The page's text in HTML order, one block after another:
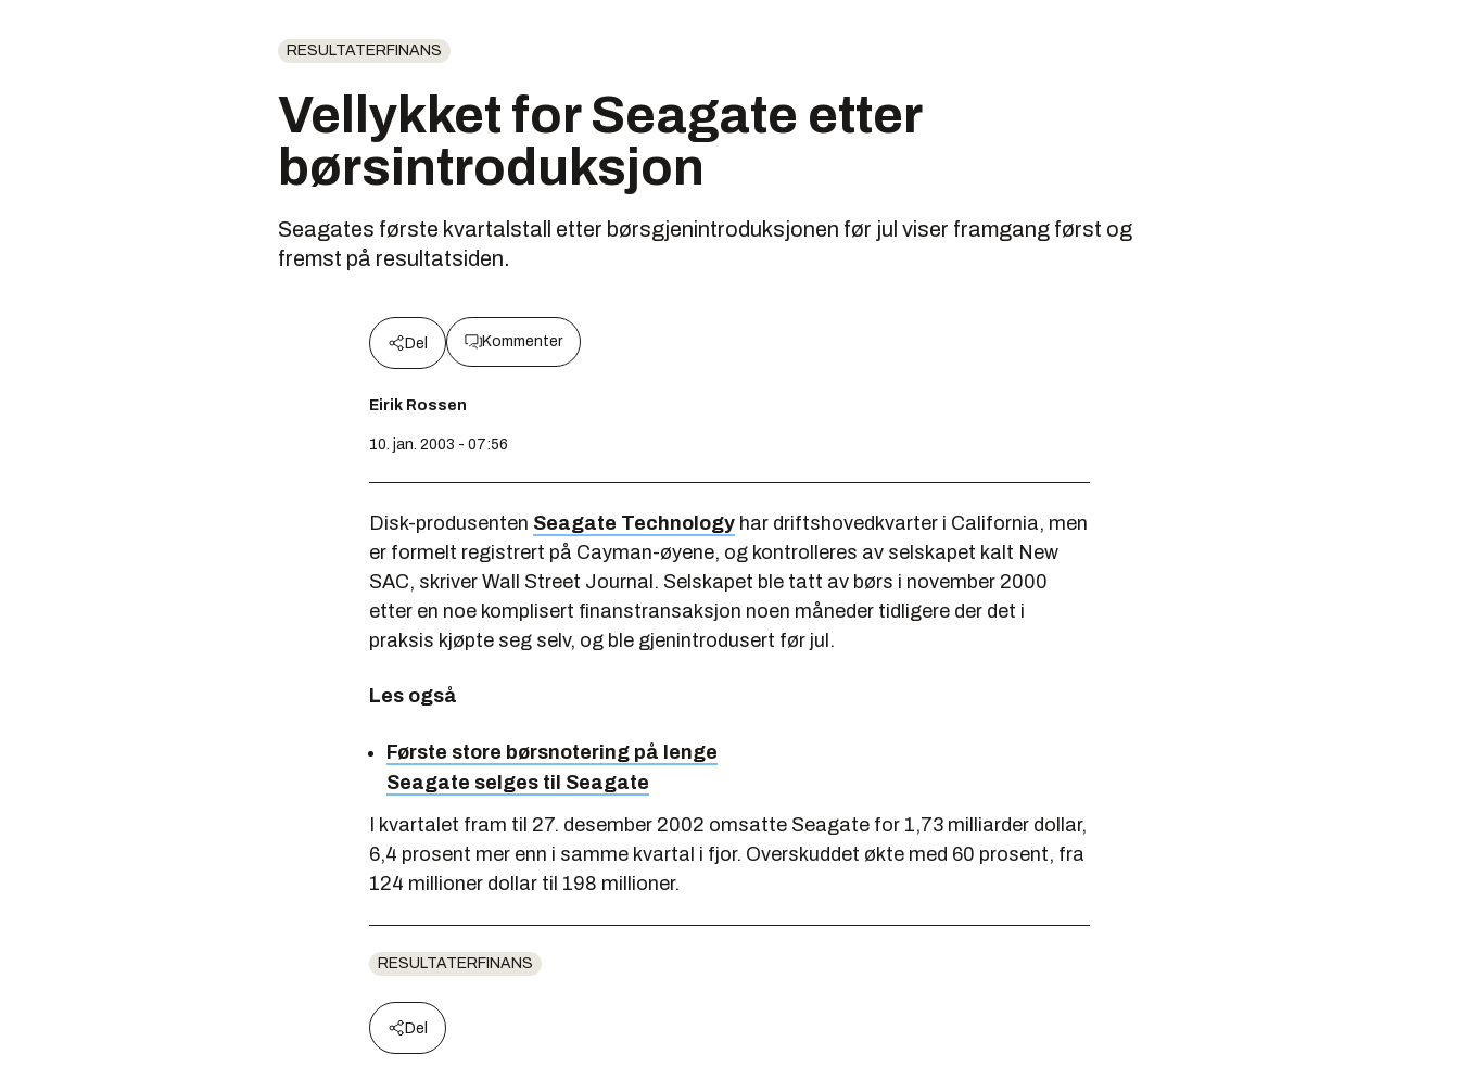
RESULTATERFINANS
Vellykket for Seagate etter
børsintroduksjon
Seagates første kvartalstall etter børsgjenintroduksjonen før jul viser framgang først og
fremst på resultatsiden.
Del Kommenter
Eirik Rossen
10. jan. 2003 - 07:56
Disk-produsenten Seagate Technology har driftshovedkvarter i California, men
er formelt registrert på Cayman-øyene, og kontrolleres av selskapet kalt New
SAC, skriver Wall Street Journal. Selskapet ble tatt av børs i november 2000
etter en noe komplisert finanstransaksjon noen måneder tidligere der det i
praksis kjøpte seg selv, og ble gjenintrodusert før jul.
Les også
Første store børsnotering på lenge
Seagate selges til Seagate
I kvartalet fram til 27. desember 2002 omsatte Seagate for 1,73 milliarder dollar,
6,4 prosent mer enn i samme kvartal i fjor. Overskuddet økte med 60 prosent, fra
124 millioner dollar til 198 millioner.
RESULTATERFINANS
Del